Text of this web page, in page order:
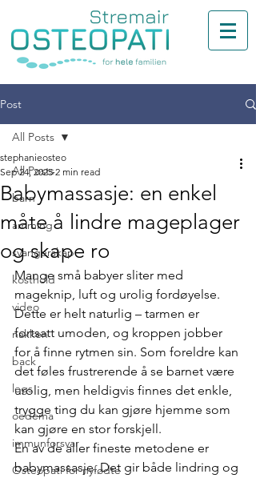
Post
All Posts
barn
amming
svangerskap
kosthold
video
nakken
back
legs
oedema
immunforsvar
Osteopati for nyfødte
All Posts
Babymassasje: en enkel
måte å lindre mageplager
og skape ro
stephanieosteo
Sep 24, 2025 2 min read
Mange små babyer sliter med
mageknip, luft og urolig fordøyelse.
Dette er helt naturlig – tarmen er
fortsatt umoden, og kroppen jobber
for å finne rytmen sin. Som foreldre kan
det føles frustrerende å se barnet være
urolig, men heldigvis finnes det enkle,
trygge ting du kan gjøre hjemme som
kan gjøre en stor forskjell.
En av de aller fineste metodene er
babymassasje. Det gir både lindring og